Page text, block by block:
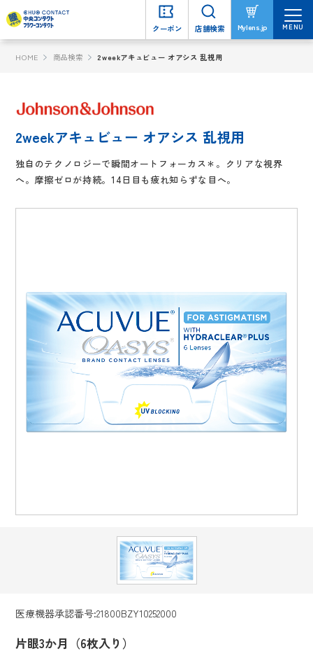
クーポン 店舗検索 Mylens.jp MENU
HOME 商品検索 2weekアキュビュー オアシス 乱視用
2weekアキュビュー オアシス 乱視用
独自のテクノロジーで瞬間オートフォーカス＊。クリアな視界
へ。摩擦ゼロが持続。14日目も疲れ知らずな目へ。
医療機器承認番号:21800BZY10252000
片眼3か月（6枚入り）
クーポン 店舗検索 Mylens.jp MENU